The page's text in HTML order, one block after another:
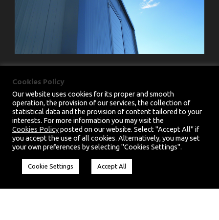
PRIVACY POLICY|TERMS & CONDITIONS
COPYRIGHT 2025 CHARMM.EU, ALL RIGHT
Cookies Policy
Our website uses cookies for its proper and smooth
operation, the provision of our services, the collection of
statistical data and the provision of content tailored to your
interests. For more information you may visit the
Cookies Policyposted on our website. Select "Accept All" if
you accept the use of all cookies. Alternatively, you may set
your own preferences by selecting "Cookies Settings".
Cookie Settings Accept All